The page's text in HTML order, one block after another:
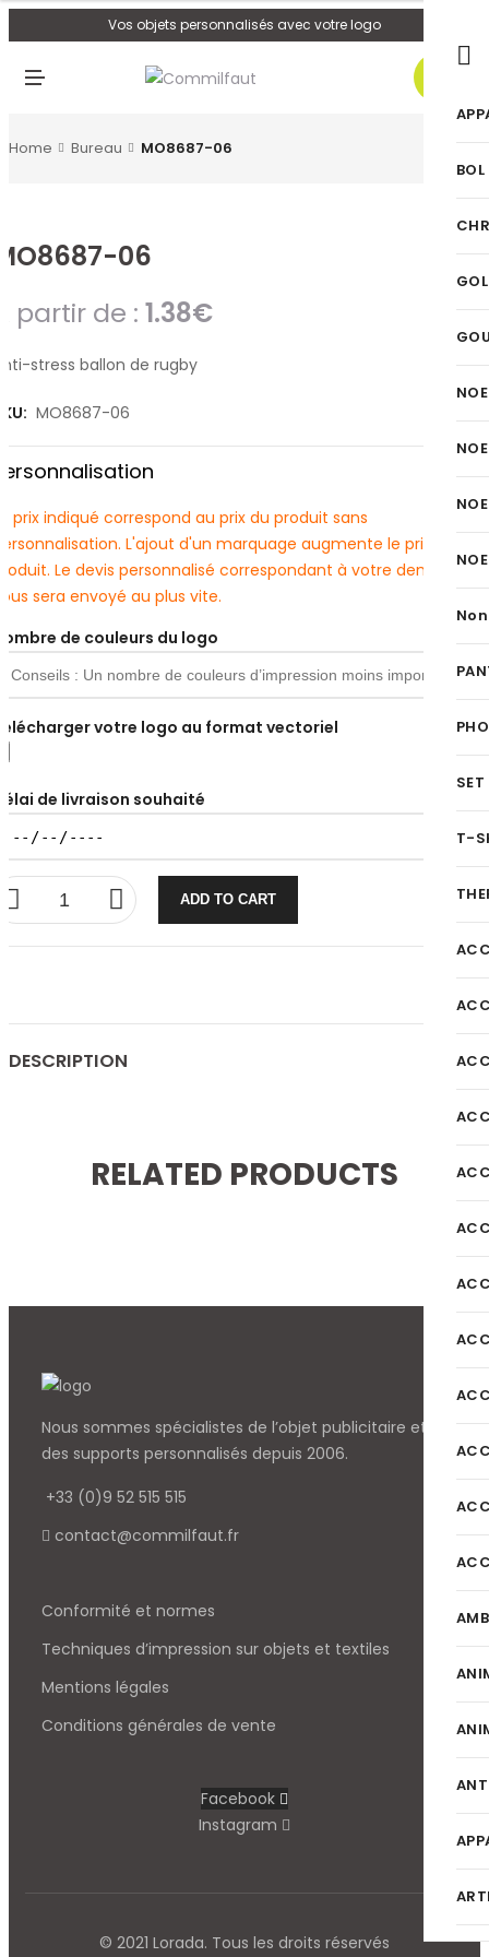
Vos objets personnalisés avec votre logo
U
0
Home Bureau MO8687-06
06
partir de : 1.38€
stress ballon de rugby
MO8687-06
prix indiqué correspond au prix du produit sans
L'ajout d'un marquage augmente le prix du
Le devis personnalisé correspondant à votre demande
sera envoyé au plus vite.
de couleurs du logo
votre logo au format vectoriel
de livraison souhaité
ADD TO CART
DESCRIPTION
RELATED PRODUCTS
Nous sommes spécialistes de l’objet publicitaire et
des supports personnalisés depuis 2006.
+33 (0)9 52 515 515
contact@commilfaut.fr
Conformité et normes
Techniques d’impression sur objets et textiles
Mentions légales
Conditions générales de vente
Facebook
Instagram
© 2021 Lorada. Tous les droits réservés
BOL
T-